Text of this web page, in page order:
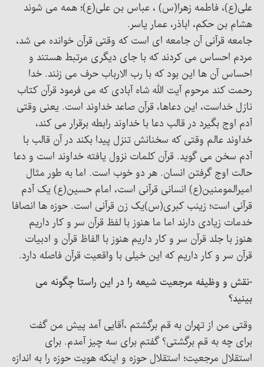
علی(ع)، فاطمه زهرا(س) ، عباس بن علی(ع)؛ همه می شوند
هشام بن حکم، اباذر، عمار یاسر.
جامعه قرآنی آن جامعه ای است که وقتی قرآن خوانده می شد،
مردم احساس می کردند که با جای دیگری مرتبط هستند و
احساس آن ها این بود که با رب الارباب حرف می زنند. خدا
رحمت کند مرحوم آیت الله شاه آبادی که می فرمود قرآن کتاب
نازل خداست، این دعاها، قرآن صاعد خداوند است. یعنی وقتی
آدم اوج بگیرد در قالب دعا با خداوند رابطه برقرار می کند،
خداوند عالم وقتی که سخنانش تنزل پیدا بکند در آن قالب با
آدم سخن می گوید. قرآن کلمات نزول یافته خداوند است و دعا
حالت اوج گرفتن انسان. هر دو خوب است. اما به طور مثال
امیرالمومنین(ع) انسانی قرآنی است، امام حسین(ع) یک آدم
قرآنی است؛ زینب کبری(س)یک زن قرآنی است. حوزه ها انصافا
خدمات زیادی دارند اما ما هنوز با لفظ قرآن سر و کار داریم
هنوز با جلد قرآن سر و کار داریم هنوز با الفاظ قرآن و ادبیات
قرآن سر و کار داریم که این خیلی با واقعیت قرآن فاصله دارد.
-نقش و وظیفه مرجعیت شیعه را در این راستا چگونه می
بینید؟
وقتی من از تهران به قم برگشتم ،آقایی آمد پیش من گفت
برای چه به قم برگشتی؟ گفتم برای سه چیز آمدم. برای
استقلال مرجعیت؛ استقلال حوزه و اینکه هویت حوزه را به اندازه